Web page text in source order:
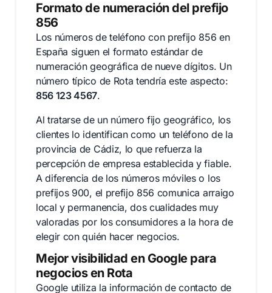
Formato de numeración del prefijo
856
Los números de teléfono con prefijo 856 en
España siguen el formato estándar de
numeración geográfica de nueve dígitos. Un
número típico de Rota tendría este aspecto:
856 123 4567.
Al tratarse de un número fijo geográfico, los
clientes lo identifican como un teléfono de la
provincia de Cádiz, lo que refuerza la
percepción de empresa establecida y fiable.
A diferencia de los números móviles o los
prefijos 900, el prefijo 856 comunica arraigo
local y permanencia, dos cualidades muy
valoradas por los consumidores a la hora de
elegir con quién hacer negocios.
Mejor visibilidad en Google para
negocios en Rota
Google utiliza la información de contacto de